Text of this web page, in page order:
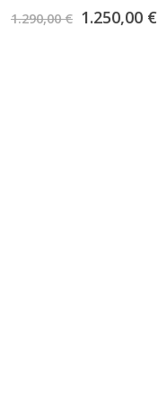
1.290,00 € S
p
1.250,00 €